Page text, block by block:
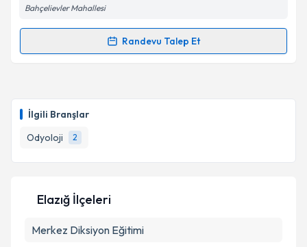
İlgili Branşlar
Odyoloji
2
Bahçelievler Mahallesi
Randevu Talep Et
Randevu Takvimi Talebi
takvim hazırlandığında e-posta ile bilgilendireceğiz.
E-posta Adresiniz
Metni'ni okudum ve kişisel verilerimin belirtilen
Elazığ İlçeleri
Merkez Diksiyon Eğitimi